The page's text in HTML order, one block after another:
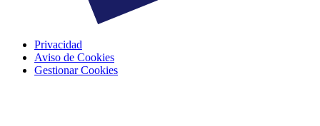
Privacidad
Aviso de Cookies
Gestionar Cookies